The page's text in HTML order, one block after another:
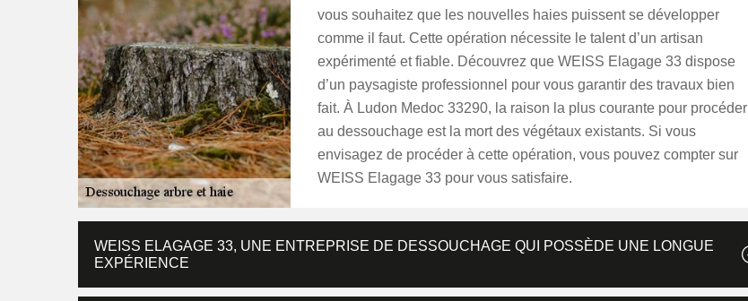
vous souhaitez que les nouvelles haies puissent se développer
comme il faut. Cette opération nécessite le talent d’un artisan
expérimenté et fiable. Découvrez que WEISS Elagage 33 dispose
d’un paysagiste professionnel pour vous garantir des travaux bien
fait. À Ludon Medoc 33290, la raison la plus courante pour procéder
au dessouchage est la mort des végétaux existants. Si vous
envisagez de procéder à cette opération, vous pouvez compter sur
WEISS Elagage 33 pour vous satisfaire.
WEISS ELAGAGE 33, UNE ENTREPRISE DE DESSOUCHAGE QUI POSSÈDE UNE LONGUE
EXPÉRIENCE